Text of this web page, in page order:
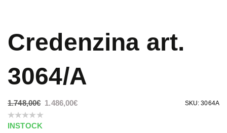
Credenzina art.
3064/A
SKU: 3064A
1.748,00€ 1.486,00€
INSTOCK